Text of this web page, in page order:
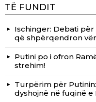
TË FUNDIT
Ischinger: Debati për
që shpërqendron
Putini po i ofron
strehim!
Turpërim për
dyshojnë në fuqinë e